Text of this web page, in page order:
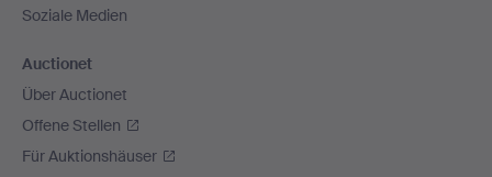
Soziale Medien
Auctionet
Über Auctionet
Offene Stellen
Für Auktionshäuser